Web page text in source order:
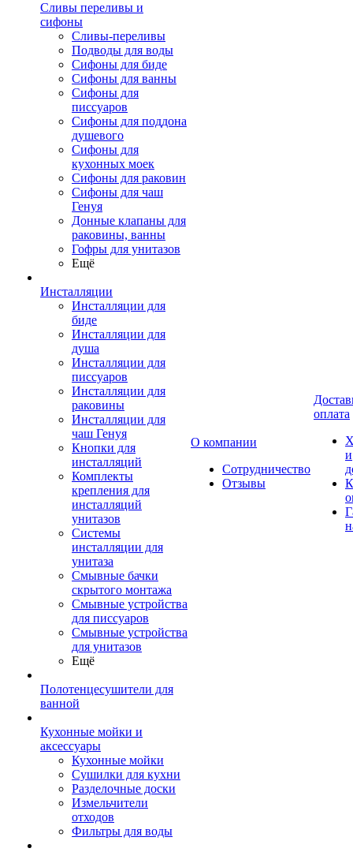
Сливы переливы и
сифоны
Сливы-переливы
Подводы для воды
Сифоны для биде
Сифоны для ванны
Сифоны для
писсуаров
Сифоны для поддона
душевого
Сифоны для
кухонных моек
Сифоны для раковин
Сифоны для чаш
Генуя
Донные клапаны для
раковины, ванны
Гофры для унитазов
Ещё
Инсталляции
Инсталляции для
биде
Инсталляции для
душа
Инсталляции для
писсуаров
Инсталляции для
раковины
Инсталляции для
чаш Генуя
Кнопки для
инсталляций
Комплекты
крепления для
инсталляций
унитазов
Системы
инсталляции для
унитаза
Смывные бачки
скрытого монтажа
Смывные устройства
для писсуаров
Смывные устройства
для унитазов
Ещё
Полотенцесушители для
ванной
Кухонные мойки и
аксессуары
Кухонные мойки
Сушилки для кухни
Разделочные доски
Измельчители
отходов
Фильтры для воды
О компании
Сотрудничество
Отзывы
оплата
и